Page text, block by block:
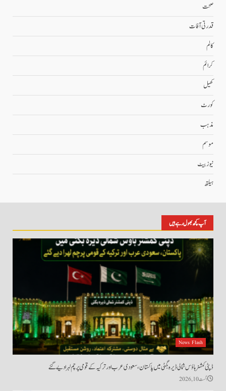
صحت
قدرتی آفات
کالم
کرائم
کھیل
کورٹ
مذہب
موسم
نیوز بیٹ
ہیلتھ
آپ کچھ بھول رہے ہیں
News Flash
ڈپٹی کمشنر ہاؤس شمالی ڈیرہ بگٹی میں پاکستان، سعودی عرب اور ترکیہ کے قومی پرچم لہرا دیے گئے
اگست 10, 2026